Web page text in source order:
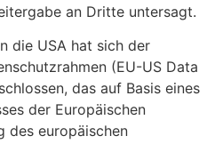
an Dritte untersagt.
die USA hat sich der
(EU-US Data
das auf Basis eines
der Europäischen
des europäischen